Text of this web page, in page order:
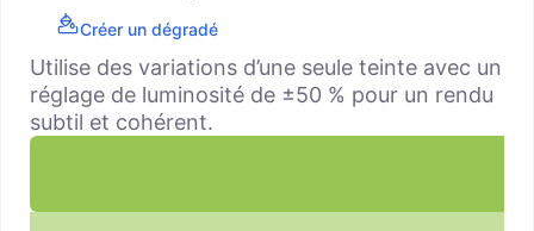
Créer un dégradé
Utilise des variations d’une seule teinte avec un
réglage de luminosité de ±50 % pour un rendu
subtil et cohérent.